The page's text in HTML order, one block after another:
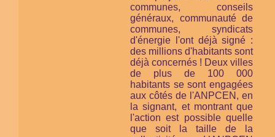
communes, conseils
généraux, communauté de
communes, syndicats
d'énergie l'ont déjà signé :
des millions d'habitants sont
déjà concernés ! Deux villes
de plus de 100 000
habitants se sont engagées
aux côtés de l'ANPCEN, en
la signant, et montrant que
l'action est possible quelle
que soit la taille de la